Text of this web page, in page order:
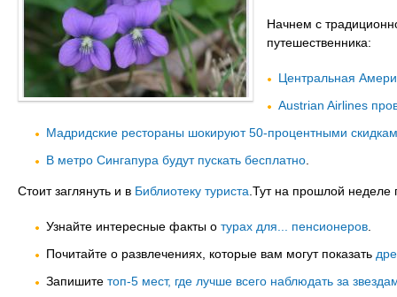
Начнем с
путешественника:
Центральная
Austrian Airlines
Мадридские рестораны шокируют 50-процентными
В метро Сингапура будут пускать бесплатно
Стоит заглянуть и в Библиотеку туриста .Тут на прошлой
Узнайте интересные факты о турах для... пенсионеров
Почитайте о развлечениях, которые вам могут показать
Запишите топ-5 мест, где лучше всего наблюдать за